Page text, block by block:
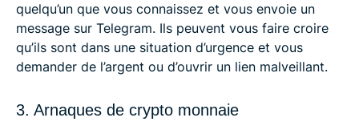
quelqu’un que vous connaissez et vous envoie un
message sur Telegram. Ils peuvent vous faire croire
qu’ils sont dans une situation d’urgence et vous
demander de l’argent ou d’ouvrir un lien malveillant.
3. Arnaques de crypto monnaie